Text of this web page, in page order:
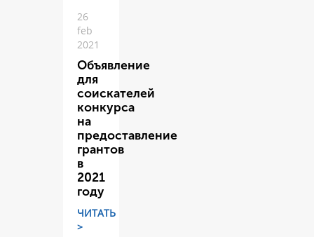
26
feb
2021
Объявление
для
соискателей
конкурса
на
предоставление
грантов
в
2021
году
ЧИТАТЬ
>